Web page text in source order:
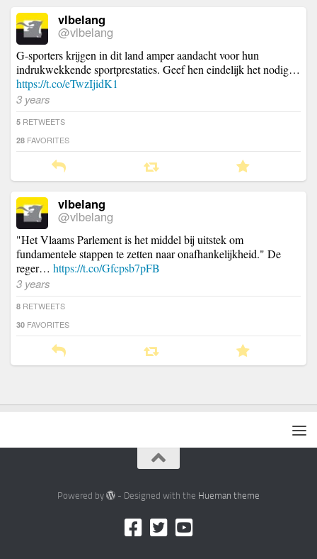
vlbelang
@vlbelang
G-sporters krijgen in dit land amper aandacht voor hun
indrukwekkende sportprestaties. Geef hen eindelijk het nodig…
https://t.co/eTwzIjidK1
3 years
5 RETWEETS
28 FAVORITES
vlbelang
@vlbelang
"Het Vlaams Parlement is het middel bij uitstek om
fundamentele stappen te zetten naar onafhankelijkheid." De
reger… https://t.co/Gfcpsb7pFB
3 years
8 RETWEETS
30 FAVORITES
Powered by - Designed with the Hueman theme